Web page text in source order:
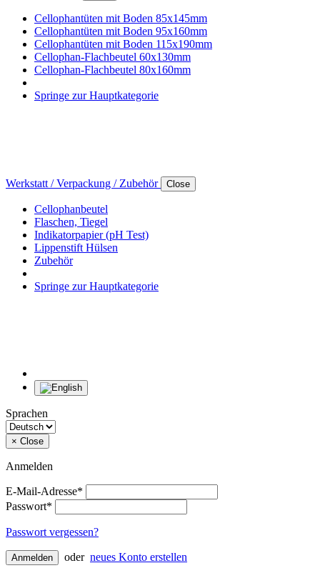
Cellophantüten mit Boden 85x145mm
Cellophantüten mit Boden 95x160mm
Cellophantüten mit Boden 115x190mm
Cellophan-Flachbeutel 60x130mm
Cellophan-Flachbeutel 80x160mm
Springe zur Hauptkategorie
Werkstatt / Verpackung / Zubehör Close
Cellophanbeutel
Flaschen, Tiegel
Indikatorpapier (pH Test)
Lippenstift Hülsen
Zubehör
Springe zur Hauptkategorie
Sprachen
× Close
Anmelden
E-Mail-Adresse*
Passwort*
Passwort vergessen?
Anmelden oder neues Konto erstellen